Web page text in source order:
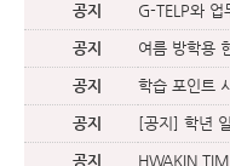
공지 G-TELP와 업
공지 여름 방학용
공지 학습 포인트
공지 [공지] 학년
공지 HWAKIN